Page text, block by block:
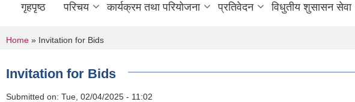
गृहपृष्ठ परिचय कार्यक्रम तथा परियोजना प्रतिवेदन विधुतीय शुसासन सेवा
You are here
Home » Invitation for Bids
Invitation for Bids
Submitted on: Tue, 02/04/2025 - 11:02